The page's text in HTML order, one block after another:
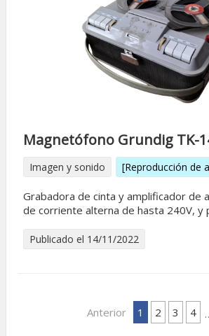
Magnetófono Grundig TK-
Imagen y sonido [Reproducción de
Grabadora de cinta y amplificador de
de corriente alterna de hasta 240V, y
Publicado el 14/11/2022
Anterior 1 2 3 4